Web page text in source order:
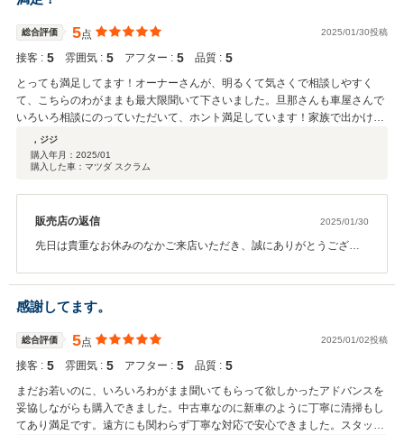
す!
総合評価 5点 2025/01/30投稿
接客 : 5 雰囲気 : 5 アフター : 5 品質 : 5
とっても満足してます！オーナーさんが、明るくて気さくで相談しやすく
て、こちらのわがままも最大限聞いて下さいました。旦那さんも車屋さんで
いろいろ相談にのっていただいて、ホント満足しています！家族で出かける
機会も増えそうです！これからも、車の事なら、こちらのお店にお願いした
いと思います！
，ジジ
購入年月： 2025/01
購入した車：マツダ スクラム
販売店の返信 2025/01/30
先日は貴重なお休みのなかご来店いただき、誠にありがとうござい
誠意をもってご対応させていただいております。お客様にあったお
車のご提案と、その後のお車のメンテナンスを引き続きさせていた
だきます。今後ともお気軽に弊社にお越しくださいませ。宜しくお
願い致します。
感謝してます。
総合評価 5点 2025/01/02投稿
接客 : 5 雰囲気 : 5 アフター : 5 品質 : 5
まだお若いのに、いろいろわがまま聞いてもらって欲しかったアドバンスを
妥協しながらも購入できました。中古車なのに新車のように丁寧に清掃もし
てあり満足です。遠方にも関わらず丁寧な対応で安心できました。スタッド